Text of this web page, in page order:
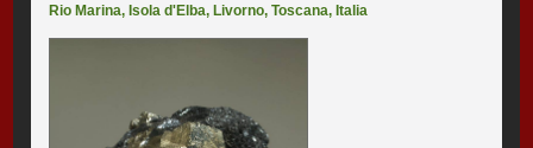
Rio Marina,Isola d'Elba,Livorno,Toscana,Italia